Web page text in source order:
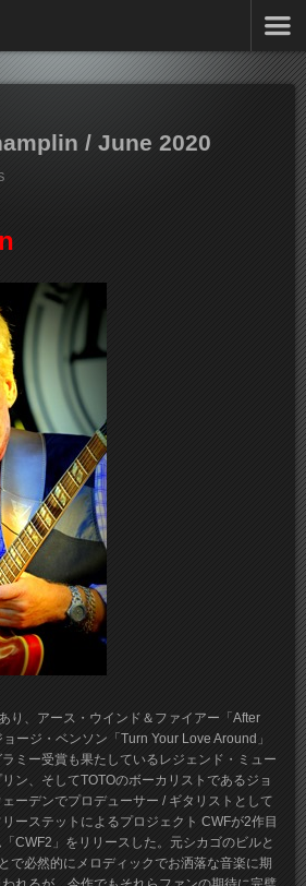
/ June 2020
り、アース・ウインド＆ファイアー「After
ージ・ベンソン「Turn Your Love Around」
ミー受賞も果たしているレジェンド・ミュー
ン、そしてTOTOのボーカリストであるジョ
ーデンでプロデューサー / ギタリストとして
ーステットによるプロジェクト CWFが2作目
CWF2」をリリースした。元シカゴのビルと
で必然的にメロディックでお洒落な音楽に期